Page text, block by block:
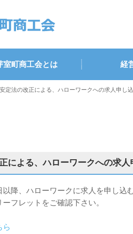
室町商工会とは 経
定法の改正による、ハローワークへの求人申し
による、ハローワークへの求
以降、ハローワークに求人を申し込
フレットをご確認下さい。
ら